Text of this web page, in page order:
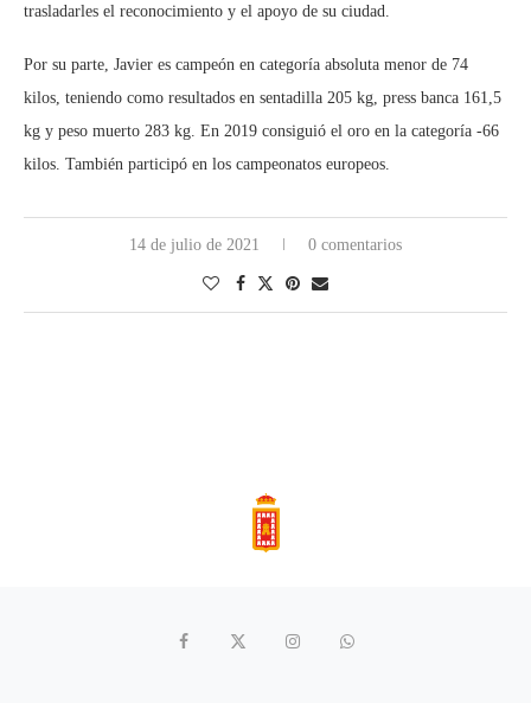
trasladarles el reconocimiento y el apoyo de su ciudad.
Por su parte, Javier es campeón en categoría absoluta menor de 74
kilos, teniendo como resultados en sentadilla 205 kg, press banca 161,5
kg y peso muerto 283 kg. En 2019 consiguió el oro en la categoría -66
kilos. También participó en los campeonatos europeos.
14 de julio de 2021 0 comentarios